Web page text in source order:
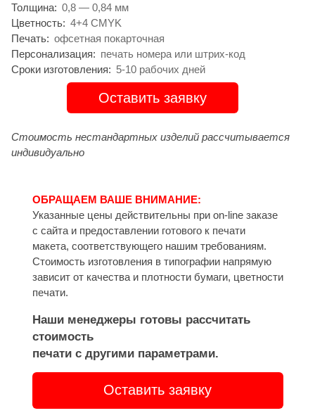
Толщина: 0,8 — 0,84 мм
Цветность: 4+4 CMYK
Печать: офсетная покарточная
Персонализация: печать номера или штрих-код
Сроки изготовления: 5-10 рабочих дней
Оставить заявку
Стоимость нестандартных изделий рассчитывается
индивидуально
ОБРАЩАЕМ ВАШЕ ВНИМАНИЕ:
Указанные цены действительны при on-line заказе
с сайта и предоставлении готового к печати
макета, соответствующего нашим требованиям.
Стоимость изготовления в типографии напрямую
зависит от качества и плотности бумаги, цветности
печати.
Наши менеджеры готовы рассчитать
стоимость
печати с другими параметрами.
Оставить заявку